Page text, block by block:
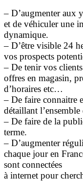
– D’augmenter aux
et de véhiculer une
dynamique.
– D’être visible 24
vos prospects
– De tenir vos
offres en magasin,
d’horaires etc…
– De faire connaitre
détaillant
– De faire de la
terme.
– D’augmenter
chaque jour en
sont connectées
à internet pour